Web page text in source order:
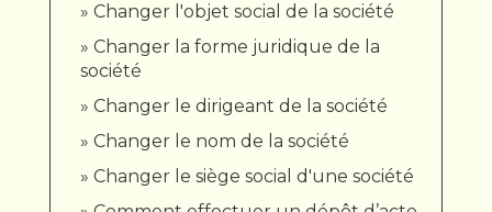
Changer l'objet social de la société
Changer la forme juridique de la
société
Changer le dirigeant de la société
Changer le nom de la société
Changer le siège social d'une société